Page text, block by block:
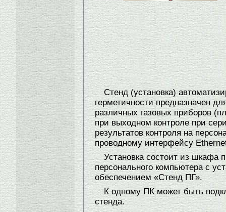
Стенд (установка)
герметичности предназначен
различных газовых приборов
при выходном контроле при
результатов контроля на
проводному интерфейсу
Установка состоит из шкафа
персонального компьютера с
обеспечением «Стенд ПГ».
К одному ПК может быть
стенда.